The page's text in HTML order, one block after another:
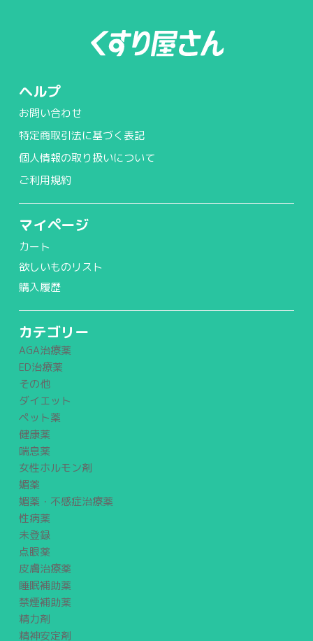
ヘルプ
お問い合わせ
特定商取引法に基づく表記
個人情報の取り扱いについて
ご利用規約
マイページ
カート
欲しいものリスト
購入履歴
カテゴリー
AGA治療薬
ED治療薬
その他
ダイエット
ペット薬
健康薬
喘息薬
女性ホルモン剤
媚薬
媚薬・不感症治療薬
性病薬
未登録
点眼薬
皮膚治療薬
睡眠補助薬
禁煙補助薬
精力剤
精神安定剤